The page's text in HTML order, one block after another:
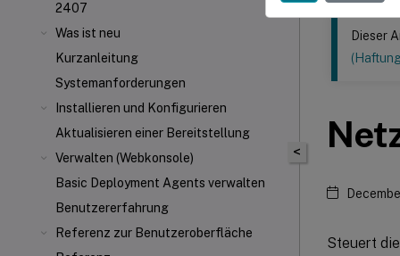
2407
Was ist neu
Kurzanleitung
Systemanforderungen
Installieren und Konfigurieren
Aktualisieren einer Bereitstellung
Verwalten (Webkonsole)
Basic Deployment Agents verwalten
Benutzererfahrung
Referenz zur Benutzeroberfläche
<
Dieser
Steuert